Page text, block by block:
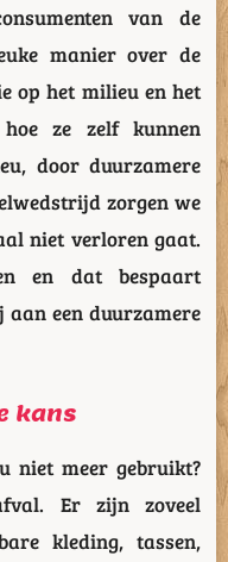
van de
manier over de
op het milieu en het
ze zelf kunnen
door duurzamere
zorgen we
niet verloren gaat.
en dat bespaart
een duurzamere
kans
niet meer gebruikt?
Er zijn zoveel
kleding, tassen,